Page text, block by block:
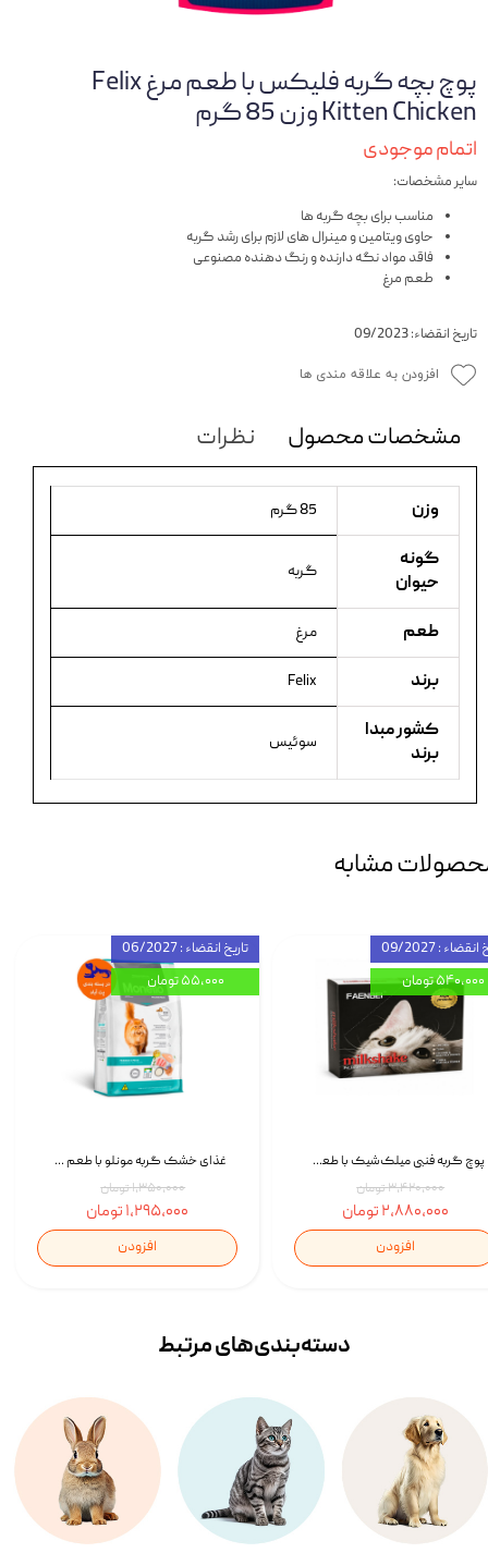
پوچ بچه گربه فلیکس با طعم مرغ Felix
Kitten Chicken وزن 85 گرم
اتمام موجودی
سایر مشخصات:
مناسب برای بچه گربه ها
حاوی ویتامین و مینرال های لازم برای رشد گربه
فاقد مواد نگه دارنده و رنگ دهنده مصنوعی
طعم مرغ
تاریخ انقضاء: 09/2023
افزودن به علاقه مندی ها
مشخصات محصول نظرات
وزن 85 گرم
گونه
حیوان
گربه
طعم مرغ
برند Felix
کشور مبدا
برند
سوئیس
مشابه
غذای خشک گربه مونلو با طعم گوشت پرندگان و ماهی سالمون Monello Adult Hairball Control وزن 1 کیلوگرم
۱,۳۵۰,۰۰۰ تومان
۱,۲۹۵,۰۰۰ تومان
افزودن
تاریخ انقضاء : 06/2027
۵۵,۰۰۰ تومان
پوچ گربه فنبی میلک‌شیک با طعم مرغ Faenbei Cat Milk Shake Pouch بسته 12 عددی
۳,۴۲۰,۰۰۰ تومان
۲,۸۸۰,۰۰۰ تومان
افزودن
: 09/2027
۵۴۰,۰۰۰ تومان
دسته‌بندی‌‌های مرتبط